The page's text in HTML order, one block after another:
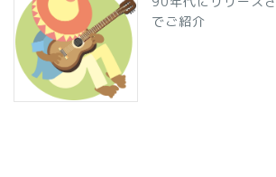
でご紹介